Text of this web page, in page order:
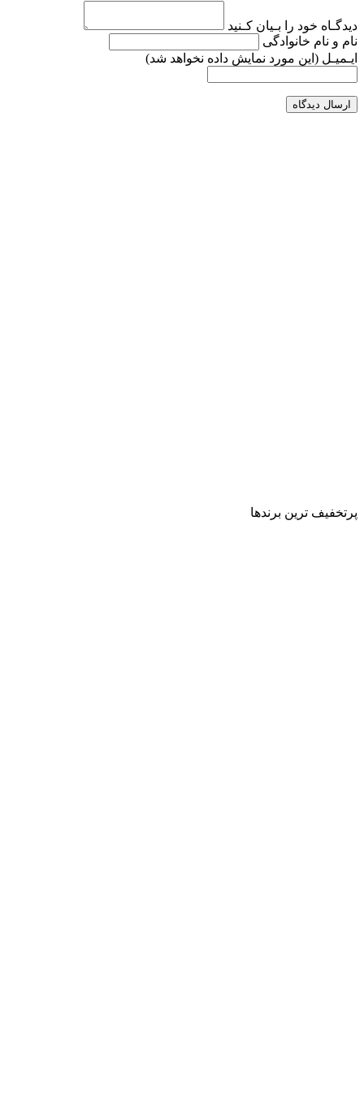
دیدگـاه خود را بـیان کـنید
نام و نام خانوادگی
ایـمیـل (این مورد نمایش داده نخواهد شد)
ارسال دیدگاه
پرتخفیف ترین برندها